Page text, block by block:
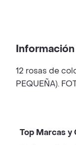
12 rosas de
PEQUEÑA).
Top Marcas y